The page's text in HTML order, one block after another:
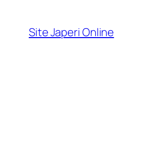
Site Japeri Online